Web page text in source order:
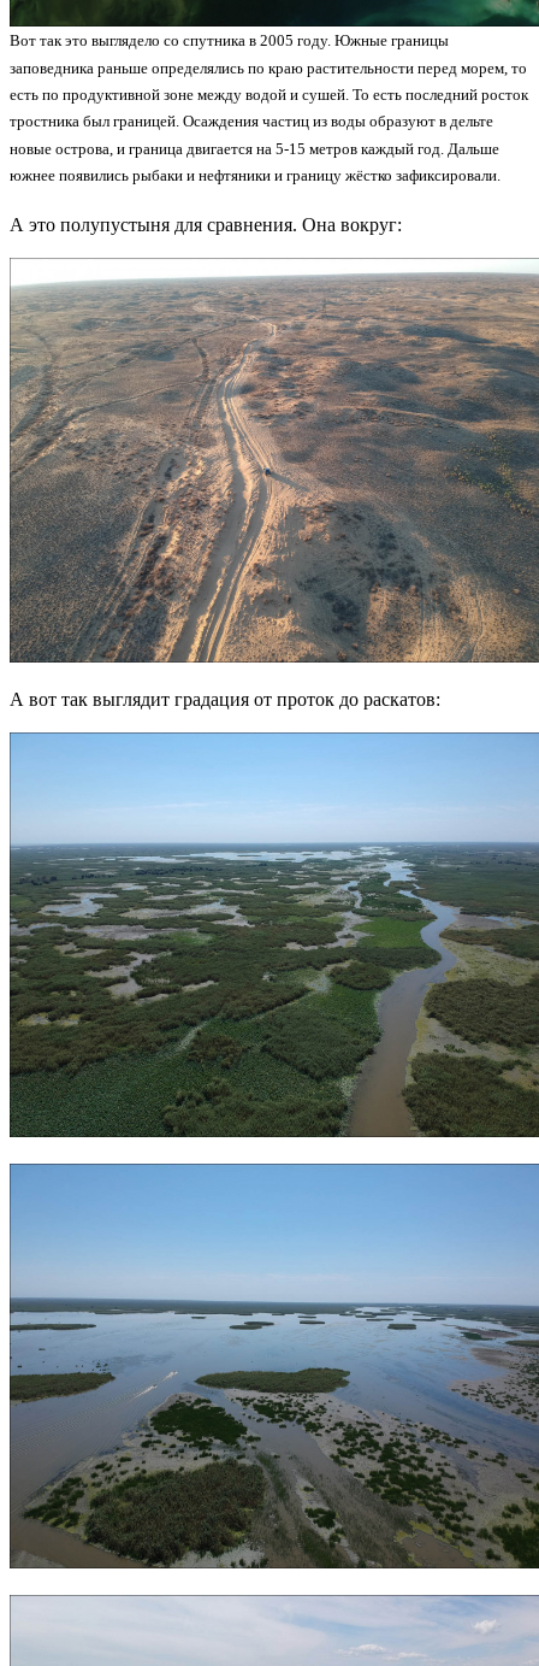
Вот так это выглядело со спутника в 2005 году. Южные границы
заповедника раньше определялись по краю растительности перед морем, то
есть по продуктивной зоне между водой и сушей. То есть последний росток
тростника был границей. Осаждения частиц из воды образуют в дельте
новые острова, и граница двигается на 5-15 метров каждый год. Дальше
южнее появились рыбаки и нефтяники и границу жёстко зафиксировали.
А это полупустыня для сравнения. Она вокруг:
А вот так выглядит градация от проток до раскатов: